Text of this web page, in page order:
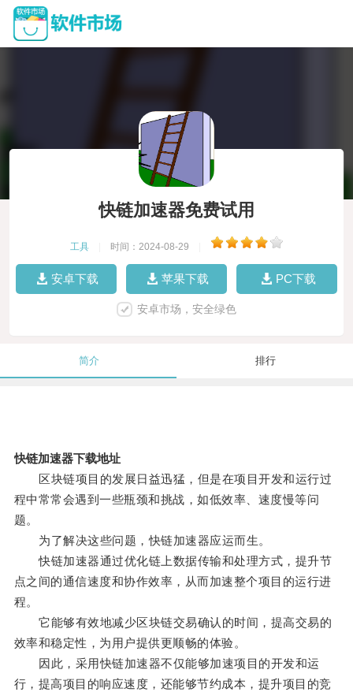
快链加速器免费试用
工具 时间：2024-08-29
安卓下载 苹果下载 PC下载
安卓市场，安全绿色
简介 排行
快链加速器下载地址
区块链项目的发展日益迅猛，但是在项目开发和运行过
程中常常会遇到一些瓶颈和挑战，如低效率、速度慢等问
题。
为了解决这些问题，快链加速器应运而生。
快链加速器通过优化链上数据传输和处理方式，提升节
点之间的通信速度和协作效率，从而加速整个项目的运行进
程。
它能够有效地减少区块链交易确认的时间，提高交易的
效率和稳定性，为用户提供更顺畅的体验。
因此，采用快链加速器不仅能够加速项目的开发和运
行，提高项目的响应速度，还能够节约成本，提升项目的竞